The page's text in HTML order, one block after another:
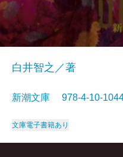
白井智之／著
新潮文庫 978-4-10-
文庫電子書籍あり